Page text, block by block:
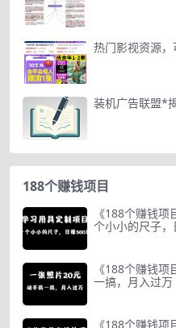
热门影视资源
装机广告联盟*
188个赚钱项目
《188个赚钱
个小小的尺子
《188个赚钱
一搞，月入过万
《188个赚钱